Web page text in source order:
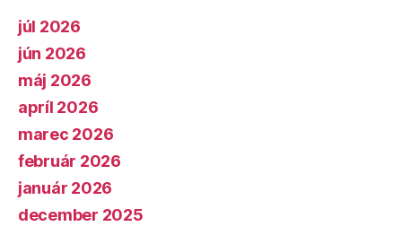
júl 2026
jún 2026
máj 2026
apríl 2026
marec 2026
február 2026
január 2026
december 2025